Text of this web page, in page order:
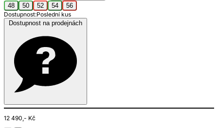
48
50 52 54
56
Dostupnost:Poslední kus
12 490,- Kč